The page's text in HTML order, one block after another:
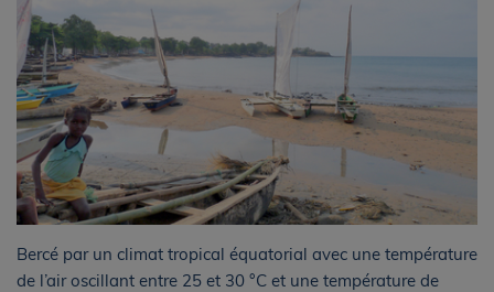
Bercé par un climat tropical équatorial avec une température
de l’air oscillant entre 25 et 30 °C et une température de